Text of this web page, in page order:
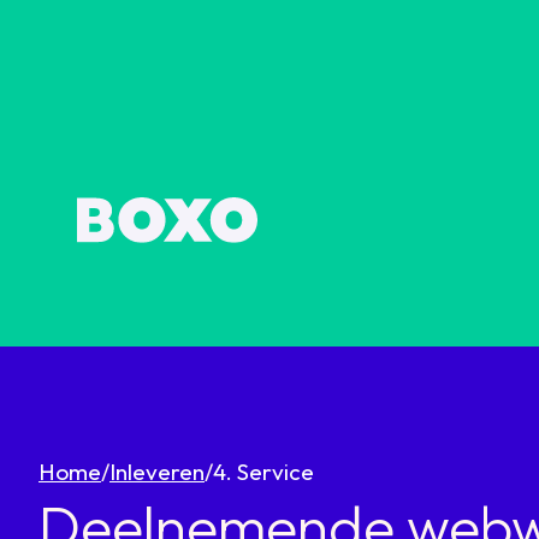
Home/Inleveren/4. Service